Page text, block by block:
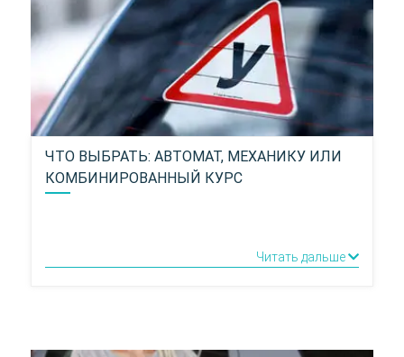
ЧТО ВЫБРАТЬ: АВТОМАТ, МЕХАНИКУ ИЛИ
КОМБИНИРОВАННЫЙ КУРС
Читать дальше